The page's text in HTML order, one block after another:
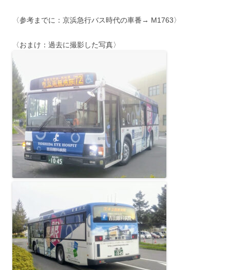
〈参考までに：京浜急行バス時代の車番→ M1763〉
〈おまけ：過去に撮影した写真〉